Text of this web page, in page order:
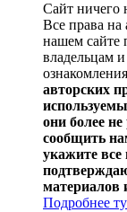
Сайт ничего
Все права на
нашем сайте
владельцам
авторских
они более
сообщить
укажите
материалов
Подробнее